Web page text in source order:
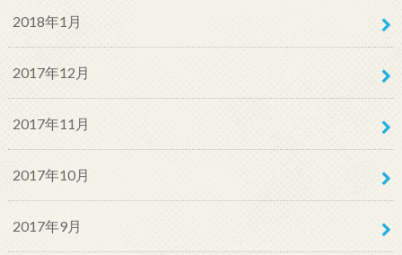
2018年1月
2017年12月
2017年11月
2017年10月
2017年9月